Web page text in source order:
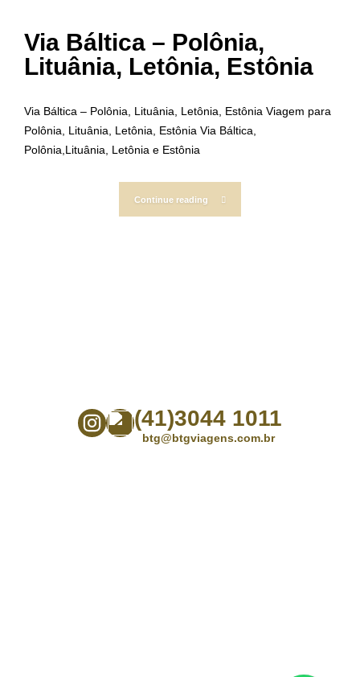
Via Báltica – Polônia,
Lituânia, Letônia, Estônia
Via Báltica – Polônia, Lituânia, Letônia, Estônia Viagem para
Polônia, Lituânia, Letônia, Estônia Via Báltica,
Polônia,Lituânia, Letônia e Estônia
Continue reading
(41)3044 1011
btg@btgviagens.com.br